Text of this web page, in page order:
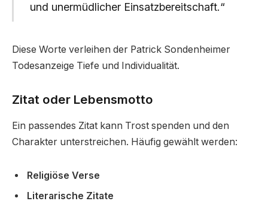
und unermüdlicher Einsatzbereitschaft.“
Diese Worte verleihen der Patrick Sondenheimer
Todesanzeige Tiefe und Individualität.
Zitat oder Lebensmotto
Ein passendes Zitat kann Trost spenden und den
Charakter unterstreichen. Häufig gewählt werden:
Religiöse Verse
Literarische Zitate